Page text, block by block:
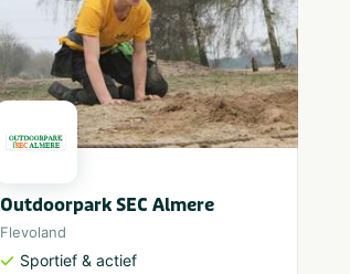
Outdoorpark SEC Almere
Flevoland
Sportief & actief